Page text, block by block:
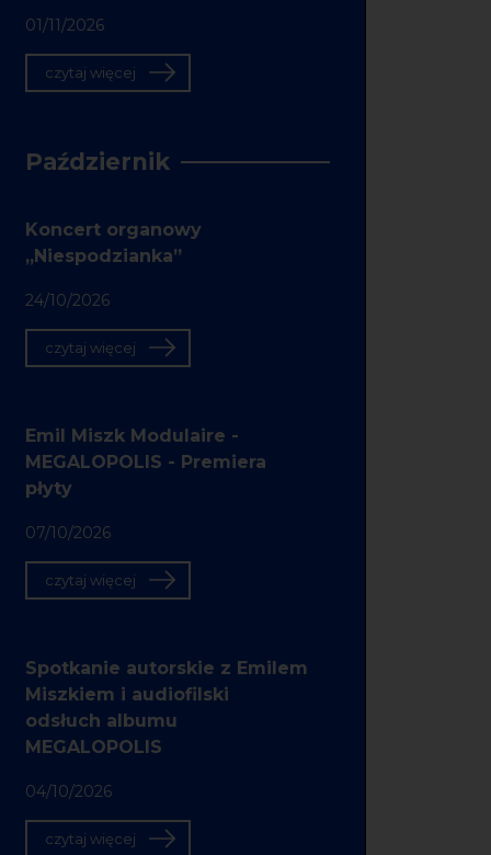
01/11/2026
czytaj więcej
Październik
Koncert organowy
„Niespodzianka”
24/10/2026
czytaj więcej
Emil Miszk Modulaire -
MEGALOPOLIS - Premiera
płyty
07/10/2026
czytaj więcej
Spotkanie autorskie z Emilem
Miszkiem i audiofilski
odsłuch albumu
MEGALOPOLIS
04/10/2026
czytaj więcej